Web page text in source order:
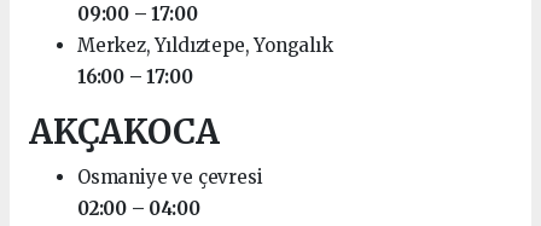
09:00 – 17:00
Merkez, Yıldıztepe, Yongalık
16:00 – 17:00
AKÇAKOCA
Osmaniye ve çevresi
02:00 – 04:00